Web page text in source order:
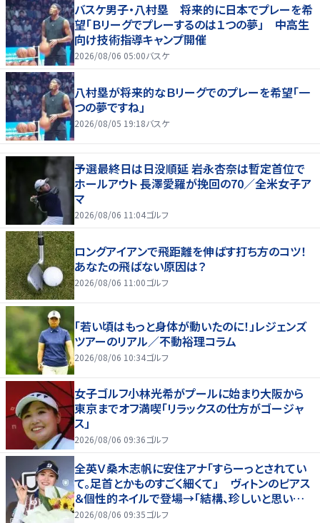
バスケ男子・八村塁 将来的に日本でプレーを希
望「Ｂリーグでプレーするのは１つの夢」 中高生
向け技術指導キャンプ開催
2026/08/06 05:00バスケ
八村塁が将来的なＢリーグでのプレーを希望「一
つの夢ですね」
2026/08/05 19:18バスケ
予選最終日は日没順延 岩永杏奈は暫定首位で
ホールアウト 長澤愛羅が挽回の70／全米女子ア
マ
2026/08/06 11:04ゴルフ
ロングアイアンで飛距離を伸ばす打ち方のコツ！
あなたの飛ばない原因は？
2026/08/06 11:00ゴルフ
「若い頃はもっと身体が動いたのに！」レジェンズ
ツアーのリアル／不動裕理コラム
2026/08/06 10:34ゴルフ
女子ゴルフ小林光希がプールに始まり大阪から
東京までオフ満喫「リラックスの仕方がゴージャ
ス」
2026/08/06 09:36ゴルフ
全英Ｖ桑木志帆に安住アナ「すらーっとされてい
て。足首とかものすごく細くて」 ヴィトンのピアス
＆個性的ネイルで登場→「結構、珍しいと思いま
す」
2026/08/06 09:35ゴルフ